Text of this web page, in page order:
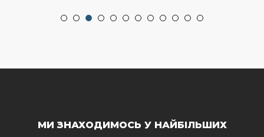
МИ ЗНАХОДИМОСЬ У НАЙБІЛЬШИХ